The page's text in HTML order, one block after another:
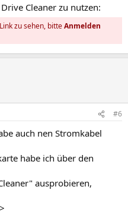
Cleaner zu nutzen:
zu sehen, bitteAnmelden
#6
auch nen Stromkabel
habe ich über den
ausprobieren,